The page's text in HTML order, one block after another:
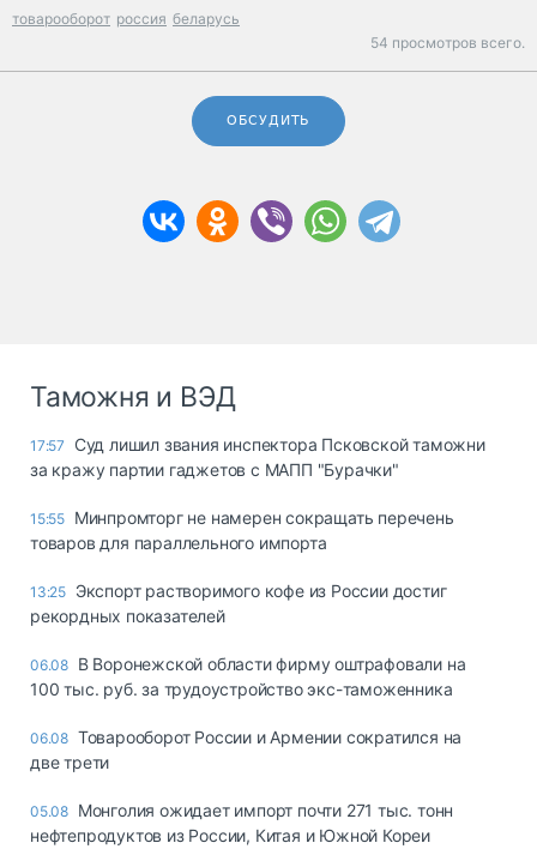
товарооборот россия беларусь
54 просмотров всего.
ОБСУДИТЬ
Таможня и ВЭД
17:57
Суд лишил звания инспектора Псковской таможни
за кражу партии гаджетов с МАПП "Бурачки"
15:55 Минпромторг не намерен сокращать перечень
товаров для параллельного импорта
13:25 Экспорт растворимого кофе из России достиг
рекордных показателей
06.08 В Воронежской области фирму оштрафовали на
100 тыс. руб. за трудоустройство экс-таможенника
06.08 Товарооборот России и Армении сократился на
две трети
05.08 Монголия ожидает импорт почти 271 тыс. тонн
нефтепродуктов из России, Китая и Южной Кореи